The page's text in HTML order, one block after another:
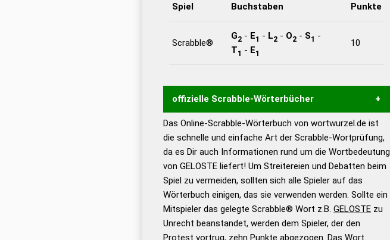
Spiel Buchstaben Punkte
Scrabble®
G2- E1 - L2- O2- S1 -
T1 - E1
10
offizielle Scrabble-Wörterbücher
Wortwurzel liefert mit Hilfe eines semantischen
Wortanalyse-Algorithmus gute Anhaltspunkte zu
Wortbedeutung, Worttrennung und Wortform, um die
Gültigkeit eines Wortes für das Scrabble-Spiel zu
bestimmen! zugelassene Turnier Scrabble-
Wörterbücher sind:
Duden – Standardwerk in 12
Das Online-Scrabble-Wörterbuch von wortwurzel.de ist
die schnelle und einfache Art der Scrabble-Wortprüfung,
da es Dir auch Informationen rund um die Wortbedeutung
von GELOSTE liefert! Um Streitereien und Debatten beim
Spiel zu vermeiden, sollten sich alle Spieler auf das
Wörterbuch einigen, das sie verwenden werden. Sollte ein
Mitspieler das gelegte Scrabble® Wort z.B. GELOSTEzu
Unrecht beanstandet, werden dem Spieler, der den
Protest vortrug, zehn Punkte abgezogen. Das Wort